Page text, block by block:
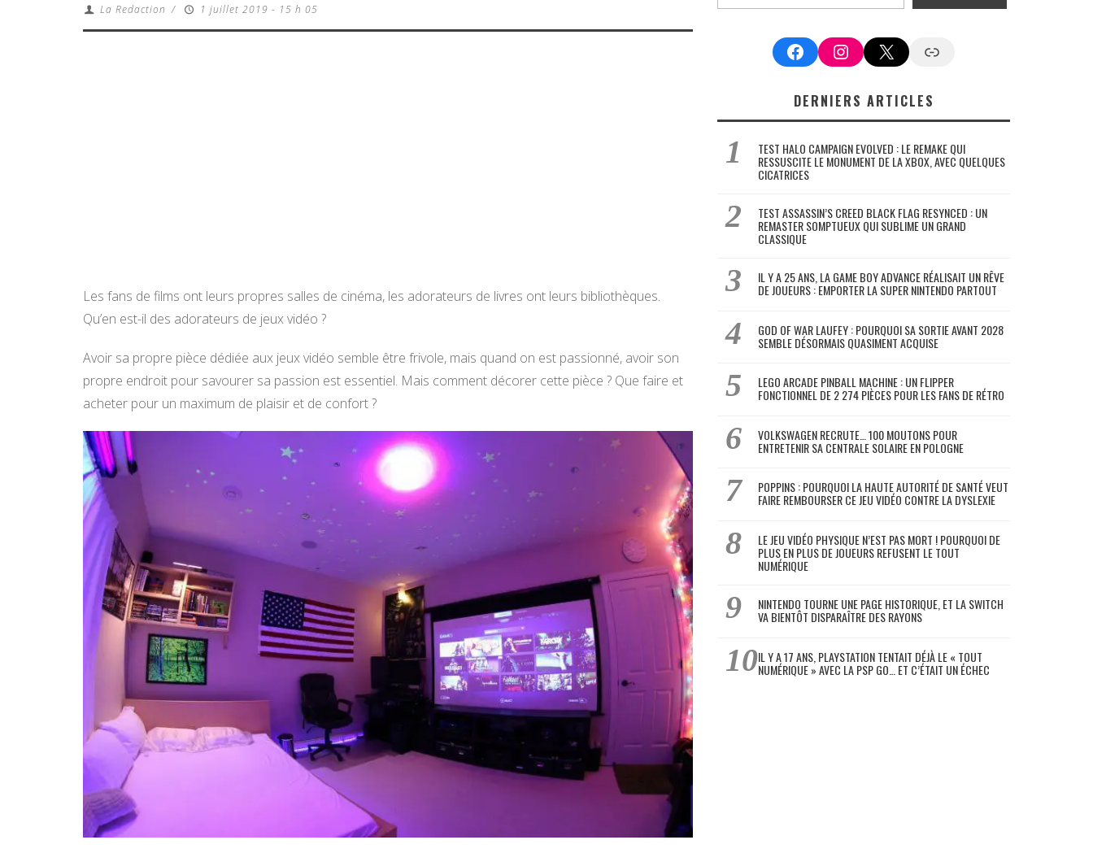
La Redaction / 1 juillet 2019 - 15 h 05
Les fans de films ont leurs propres salles de cinéma, les adorateurs de livres ont leurs bibliothèques.
Qu’en est-il des adorateurs de jeux vidéo ?
Avoir sa propre pièce dédiée aux jeux vidéo semble être frivole, mais quand on est passionné, avoir son
propre endroit pour savourer sa passion est essentiel. Mais comment décorer cette pièce ? Que faire et
acheter pour un maximum de plaisir et de confort ?
FacebookInstagram
X Google News
DERNIERS ARTICLES
TEST HALO CAMPAIGN EVOLVED : LE REMAKE QUI
RESSUSCITE LE MONUMENT DE LA XBOX, AVEC QUELQUES
CICATRICES
TEST ASSASSIN’S CREED BLACK FLAG RESYNCED : UN
REMASTER SOMPTUEUX QUI SUBLIME UN GRAND
CLASSIQUE
IL Y A 25 ANS, LA GAME BOY ADVANCE RÉALISAIT UN RÊVE
DE JOUEURS : EMPORTER LA SUPER NINTENDO PARTOUT
GOD OF WAR LAUFEY : POURQUOI SA SORTIE AVANT 2028
SEMBLE DÉSORMAIS QUASIMENT ACQUISE
LEGO ARCADE PINBALL MACHINE : UN FLIPPER
FONCTIONNEL DE 2 274 PIÈCES POUR LES FANS DE RÉTRO
VOLKSWAGEN RECRUTE… 100 MOUTONS POUR
ENTRETENIR SA CENTRALE SOLAIRE EN POLOGNE
POPPINS : POURQUOI LA HAUTE AUTORITÉ DE SANTÉ VEUT
FAIRE REMBOURSER CE JEU VIDÉO CONTRE LA DYSLEXIE
LE JEU VIDÉO PHYSIQUE N’EST PAS MORT ! POURQUOI DE
PLUS EN PLUS DE JOUEURS REFUSENT LE TOUT
NUMÉRIQUE
NINTENDO TOURNE UNE PAGE HISTORIQUE, ET LA SWITCH
VA BIENTÔT DISPARAÎTRE DES RAYONS
IL Y A 17 ANS, PLAYSTATION TENTAIT DÉJÀ LE « TOUT
NUMÉRIQUE » AVEC LA PSP GO… ET C’ÉTAIT UN ÉCHEC